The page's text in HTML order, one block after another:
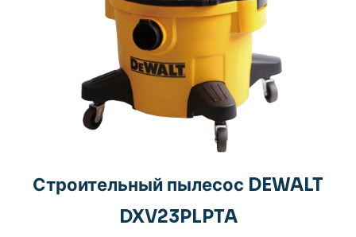
Строительный пылесос DEWALT
DXV23PLPTA